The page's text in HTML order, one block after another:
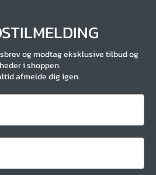
og modtag eksklusive tilbud og
i shoppen.
afmelde dig igen.